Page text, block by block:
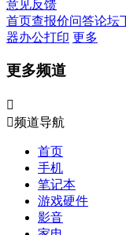
意见反馈
首页查报价问答论坛
器办公打印 更多
更多频道

频道导航
首页
手机
笔记本
游戏硬件
影音